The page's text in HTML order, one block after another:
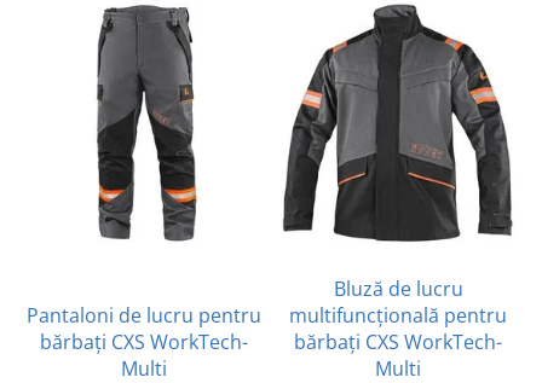
Pantaloni de lucru pentru
bărbați CXS WorkTech-
Multi
Bluză de lucru
multifuncțională pentru
bărbați CXS WorkTech-
Multi